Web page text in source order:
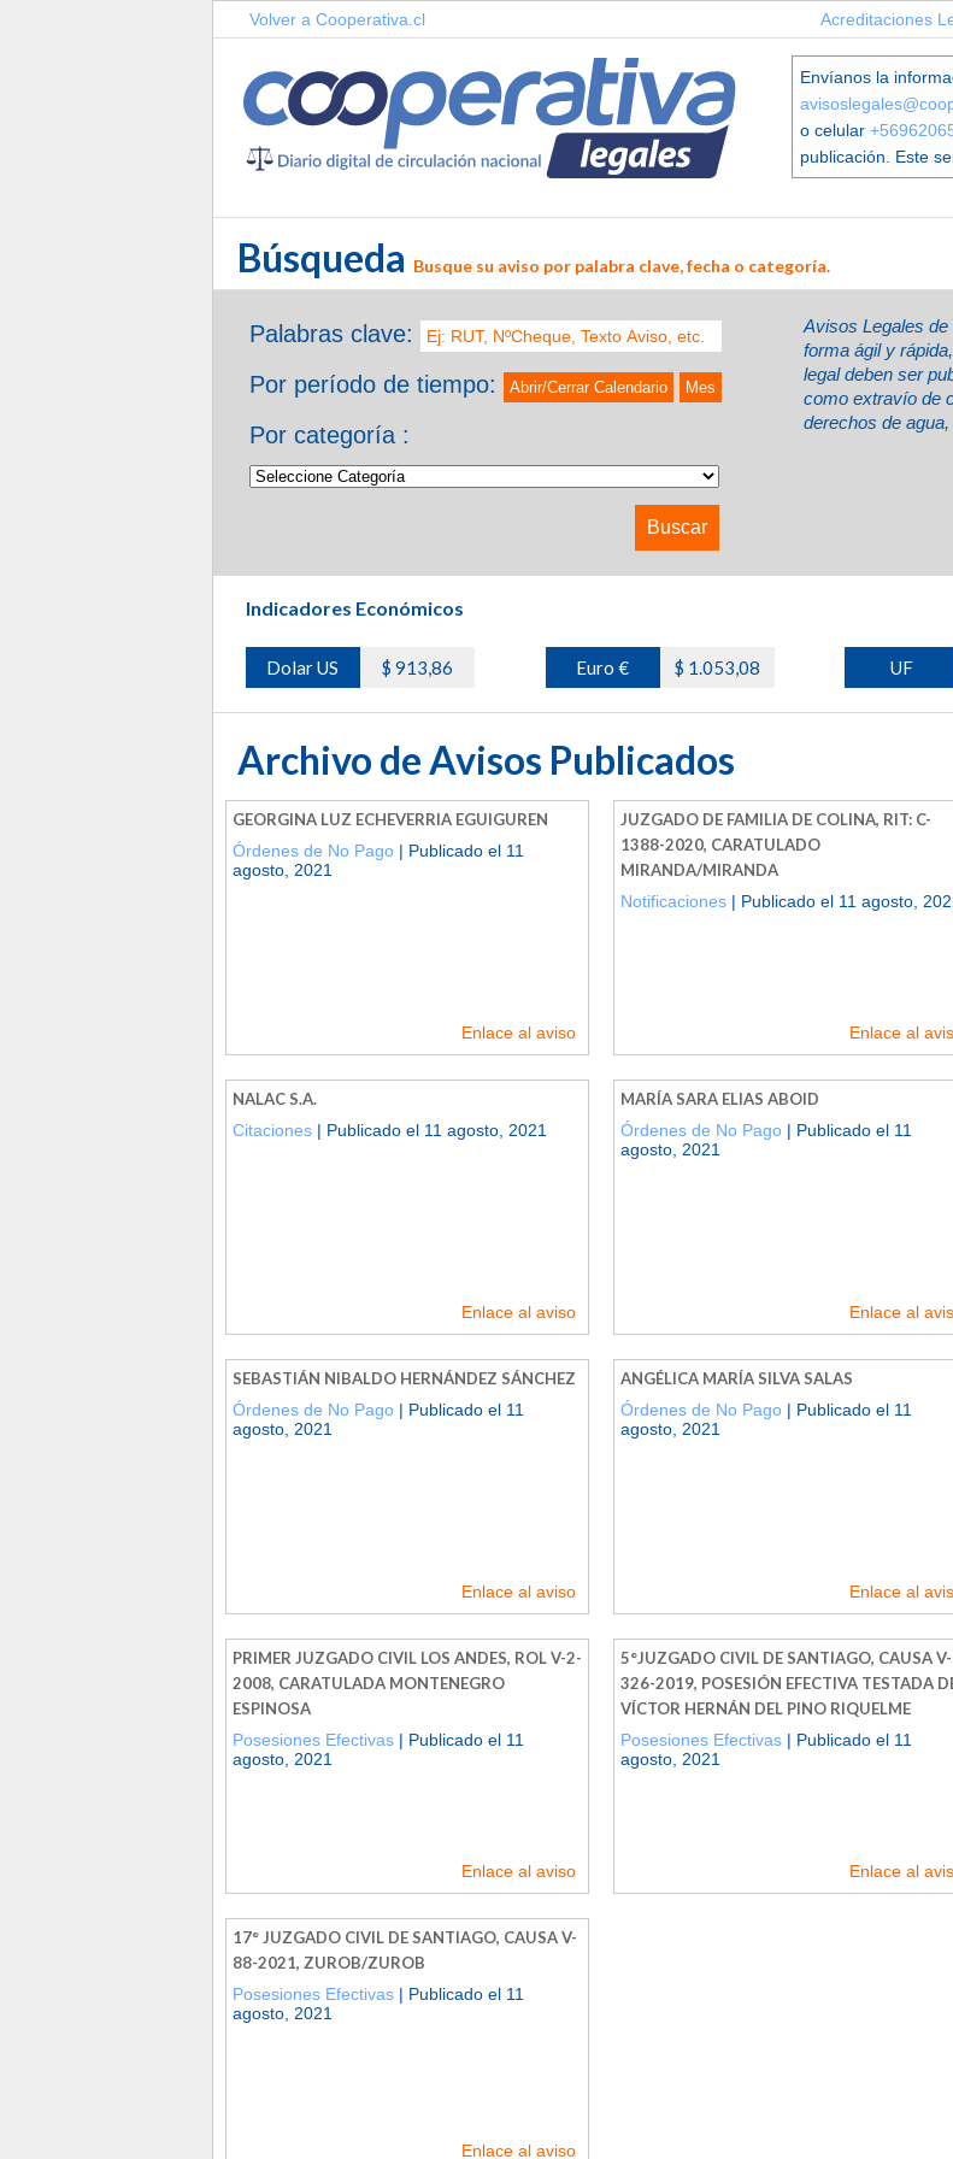
Volver a Cooperativa.cl Acreditaciones
Envíanos la
o celular
publicación. Este
Búsqueda Busque su aviso por palabra clave, fecha o categoría.
Palabras clave:
Por período de tiempo:
Abrir/Cerrar Calendario Mes
Por categoría :
Avisos Legales
forma ágil y
legal deben ser
como extravío de
derechos de
Indicadores Económicos
Dolar US $ 913,86 Euro € $ 1.053,08 UF
Archivo de Avisos Publicados
GEORGINA LUZ ECHEVERRIA EGUIGUREN
Órdenes de No Pago | Publicado el 11
agosto, 2021
Enlace al aviso
JUZGADO DE FAMILIA DE COLINA, RIT: C-
1388-2020, CARATULADO
MIRANDA/MIRANDA
Notificaciones | Publicado el 11 agosto,
Enlace al
NALAC S.A.
Citaciones | Publicado el 11 agosto, 2021
Enlace al aviso
MARÍA SARA ELIAS ABOID
Órdenes de No Pago | Publicado el 11
agosto, 2021
Enlace al
SEBASTIÁN NIBALDO HERNÁNDEZ SÁNCHEZ
Órdenes de No Pago | Publicado el 11
agosto, 2021
Enlace al aviso
ANGÉLICA MARÍA SILVA SALAS
Órdenes de No Pago | Publicado el 11
agosto, 2021
Enlace al
PRIMER JUZGADO CIVIL LOS ANDES, ROL V-2-
2008, CARATULADA MONTENEGRO
ESPINOSA
Posesiones Efectivas | Publicado el 11
agosto, 2021
Enlace al aviso
5°JUZGADO CIVIL DE SANTIAGO, CAUSA V-
326-2019, POSESIÓN EFECTIVA TESTADA
VÍCTOR HERNÁN DEL PINO RIQUELME
Posesiones Efectivas | Publicado el 11
agosto, 2021
Enlace al
17° JUZGADO CIVIL DE SANTIAGO, CAUSA V-
88-2021, ZUROB/ZUROB
Posesiones Efectivas | Publicado el 11
agosto, 2021
Enlace al aviso